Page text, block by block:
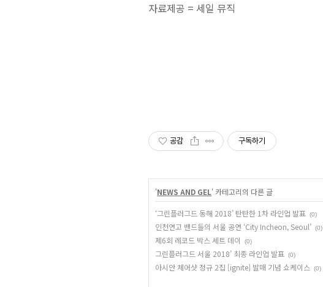
자료제공 = 세일 뮤직
공감 구독하기
'NEWS AND GEL' 카테고리의 다른 글
‘그린플러그드 동해 2018’ 탄탄한 1차 라인업 발표 (0)
인천연고 밴드들의 서울 공연 ‘City Incheon, Seoul’ (0)
제6회 레코드 박스 세트 데이 (0)
그린플러그드 서울 2018’ 최종 라인업 발표 (0)
아시안 체어샷 정규 2집 [ignite] 발매 기념 쇼케이스 (0)